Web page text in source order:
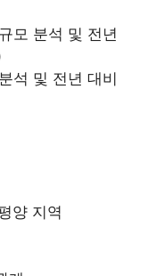
모 분석 및 전년
석 및 전년 대비
양 지역